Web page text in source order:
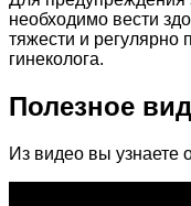
необходимо вести
тяжести и регулярно
гинеколога.
Полезное
Из видео вы узнаете